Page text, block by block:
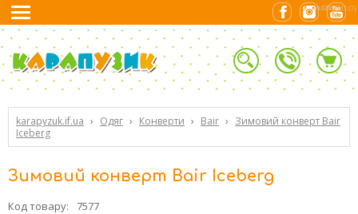
karapyzuk.if.ua › Одяг › Конверти › Bair › Зимовий конверт Bair
Iceberg
Зимовий конверт Bair Iceberg
Код товару:
7577
0.02985311 (7)